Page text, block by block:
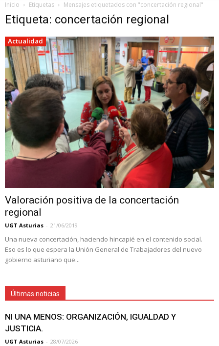
Inicio Etiquetas Mensajes etiquetados con "concertación regional"
Etiqueta: concertación regional
Actualidad
Valoración positiva de la concertación
regional
UGT Asturias - 21/06/2019
Una nueva concertación, haciendo hincapié en el contenido social.
Eso es lo que espera la Unión General de Trabajadores del nuevo
gobierno asturiano que...
Últimas noticias
NI UNA MENOS: ORGANIZACIÓN, IGUALDAD Y
JUSTICIA.
UGT Asturias - 28/07/2026